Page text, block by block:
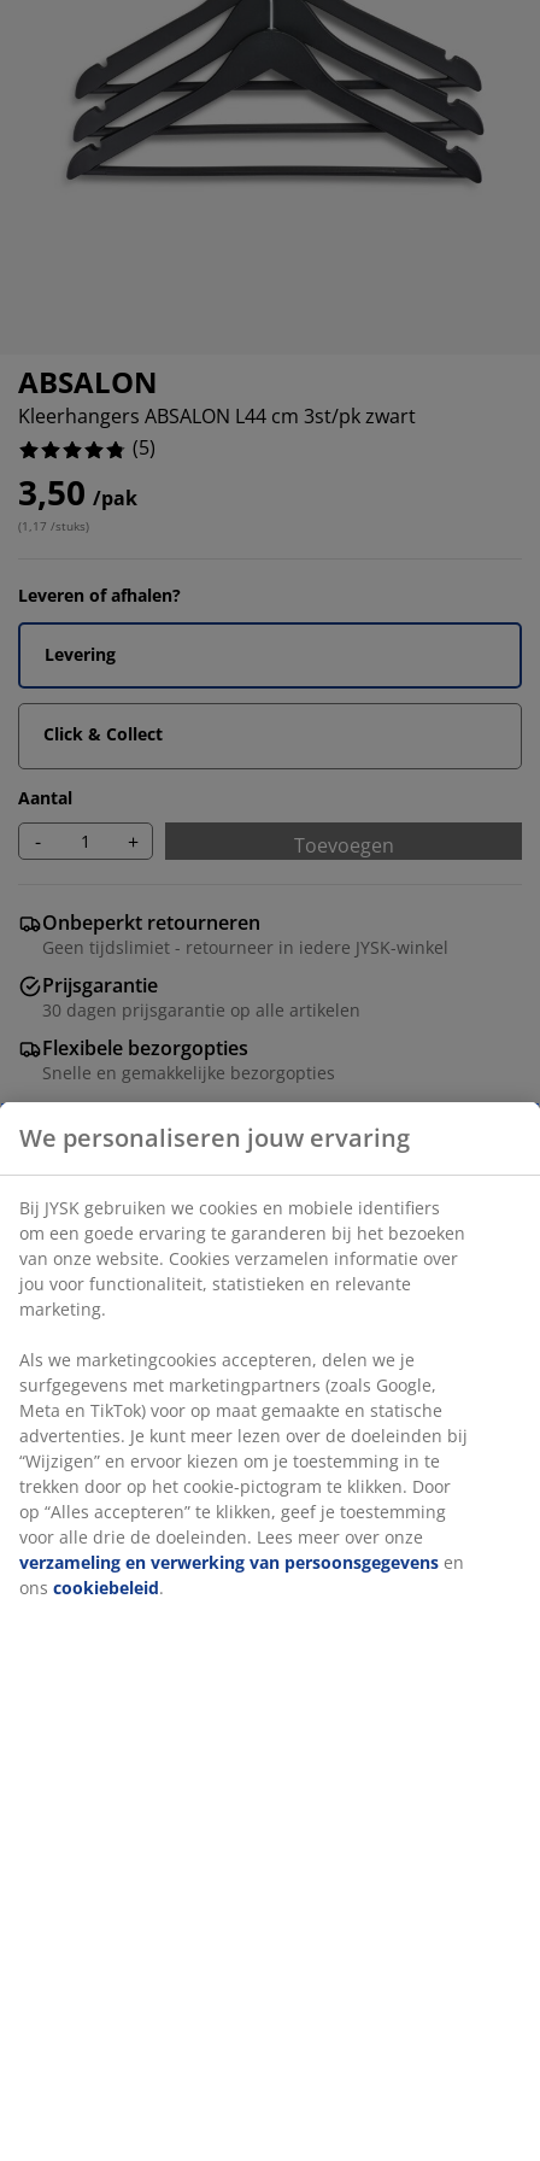
strijken
ABSALON
Kleerhangers ABSALON L44 cm 3st/pk zwart
(5)
3,50 /pak
(1,17 /stuks)
Leveren of afhalen?
Levering
Click & Collect
Aantal
- + Toevoegen
Onbeperkt retourneren
Geen tijdslimiet - retourneer in iedere JYSK-winkel
Prijsgarantie
30 dagen prijsgarantie op alle artikelen
Flexibele bezorgopties
Snelle en gemakkelijke bezorgopties
Verpakking van 3 zwarte kleerhangers in kunststof en
staal. Een klassieke en praktische oplossing voor de
kleerkast of hal. L44 cm
Artikelnummer: 4911919
Specificaties
Beoordelingen
( 5)
We personaliseren jouw ervaring
Bij JYSK gebruiken we cookies en mobiele identifiers
om een goede ervaring te garanderen bij het bezoeken
van onze website. Cookies verzamelen informatie over
jou voor functionaliteit, statistieken en relevante
marketing.
Als we marketingcookies accepteren, delen we je
surfgegevens met marketingpartners (zoals Google,
Meta en TikTok) voor op maat gemaakte en statische
advertenties. Je kunt meer lezen over de doeleinden bij
“Wijzigen” en ervoor kiezen om je toestemming in te
trekken door op het cookie-pictogram te klikken. Door
op “Alles accepteren” te klikken, geef je toestemming
voor alle drie de doeleinden. Lees meer over onze
verzameling en verwerking van persoonsgegevens en
ons cookiebeleid.